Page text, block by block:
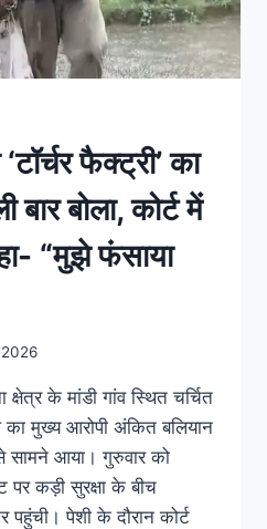
फैक्ट्री’ का
बोला, कोर्ट में
“मुझे फंसाया
के मांडी गांव स्थित चर्चित
का मुख्य आरोपी अंकित बलियान
सामने आया। गुरुवार को
पर कड़ी सुरक्षा के बीच
पेशी के दौरान कोर्ट